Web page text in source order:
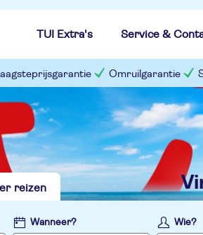
TUI Extra's Service &
Laagsteprijsgarantie Omruilgarantie
reizen
Wanneer? Wie?